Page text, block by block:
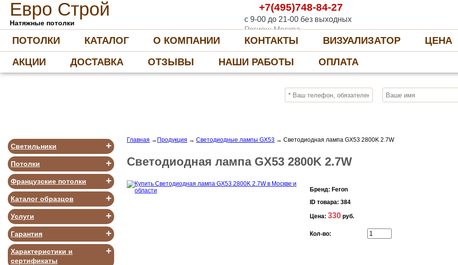
Евро Строй
Натяжные потолки
+7(495)748-84-27
с 9-00 до 21-00 без выходных
Регион: Москва
ПОТОЛКИ КАТАЛОГ О КОМПАНИИ КОНТАКТЫ ВИЗУАЛИЗАТОР ЦЕНА
АКЦИИ
ДОСТАВКА ОТЗЫВЫ НАШИ РАБОТЫ
ОПЛАТА
ПОЛУЧИ СКИДКУ10%СЕЙЧАС, ЗАКАЖИ
Светильники +
Потолки +
Французские потолки +
Каталог образцов +
Услуги +
Гарантия +
Характеристики и
сертификаты
+
Главная → Продукция → Светодиодные лампы GX53 → Светодиодная лампа GX53 2800K 2.7W
Светодиодная лампа GX53 2800K 2.7W
Бренд: Feron
ID товара: 384
Цена: 330 руб.
Кол-во: